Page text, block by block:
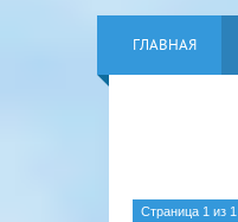
ГЛАВНАЯ
Страница 1 из 1